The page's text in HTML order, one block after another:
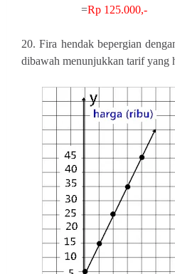
=Rp 125.000,-
20. Fira hendak bepergian
dibawah menunjukkan tarif yang